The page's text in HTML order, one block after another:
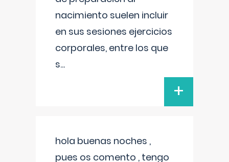
nacimiento suelen incluir
en sus sesiones ejercicios
corporales, entre los que
s...
+
hola buenas noches ,
pues os comento , tengo